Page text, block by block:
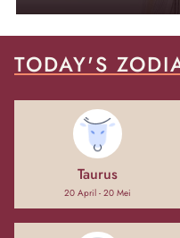
TODAY'S
Taurus
20 April - 20 Mei